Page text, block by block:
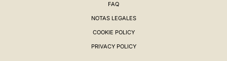
FAQ
NOTAS LEGALES
COOKIE POLICY
PRIVACY POLICY